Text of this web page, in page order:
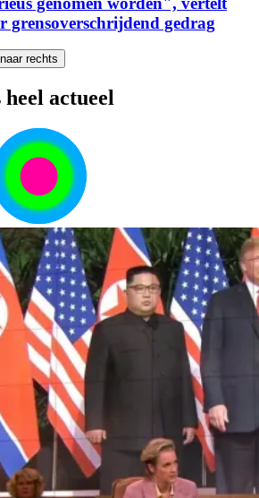
grensoverschrijdend gedrag
rechts
heel actueel